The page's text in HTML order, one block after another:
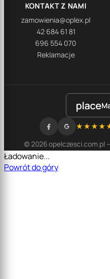
KONTAKT Z NAMI
zamowienia@oplex.pl
42 684 61 81
696 554 070
Reklamacje
place
© 2026 opelczesci.com.pl
Ładowanie...
Powrót do góry